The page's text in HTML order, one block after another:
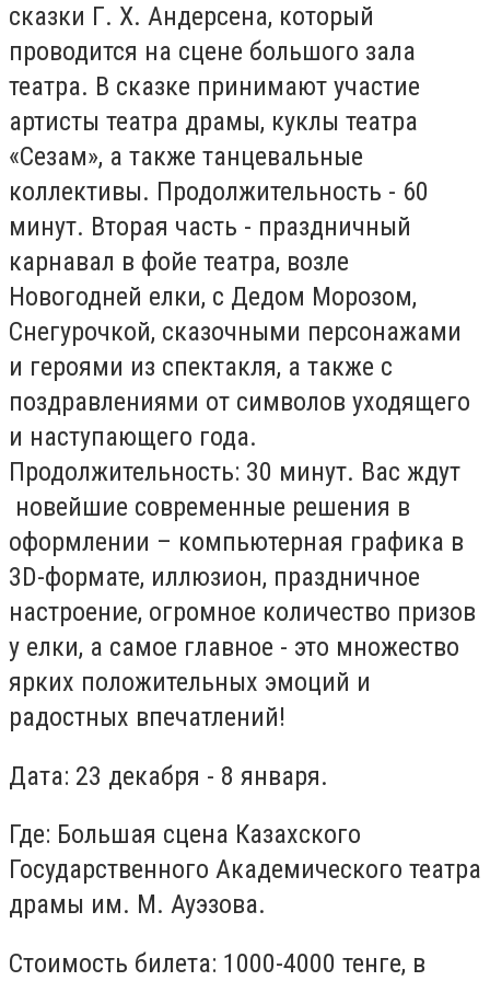
сказки Г. Х. Андерсена, который
проводится на сцене большого зала
театра. В сказке принимают участие
артисты театра драмы, куклы театра
«Сезам», а также танцевальные
коллективы. Продолжительность - 60
минут. Вторая часть - праздничный
карнавал в фойе театра, возле
Новогодней елки, с Дедом Морозом,
Снегурочкой, сказочными персонажами
и героями из спектакля, а также с
поздравлениями от символов уходящего
и наступающего года.
Продолжительность: 30 минут. Вас ждут
новейшие современные решения в
оформлении – компьютерная графика в
3D-формате, иллюзион, праздничное
настроение, огромное количество призов
у елки, а самое главное - это множество
ярких положительных эмоций и
радостных впечатлений!
Дата: 23 декабря - 8 января.
Где: Большая сцена Казахского
Государственного Академического театра
драмы им. М. Ауэзова.
Стоимость билета: 1000-4000 тенге, в